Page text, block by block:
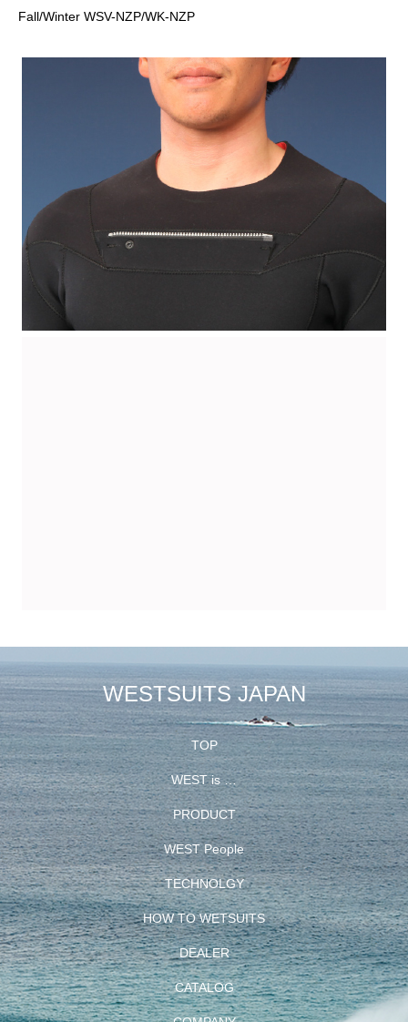
Fall/Winter WSV-NZP/WK-NZP
WESTSUITS JAPAN
TOP
WEST is …
PRODUCT
WEST People
TECHNOLGY
HOW TO WETSUITS
DEALER
CATALOG